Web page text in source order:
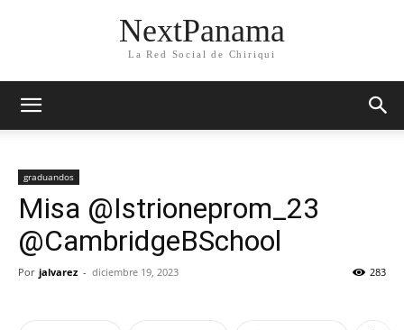
NextPanama
La Red Social de Chiriqui
graduandos
Misa @Istrioneprom_23
@CambridgeBSchool
Por jalvarez - diciembre 19, 2023 283